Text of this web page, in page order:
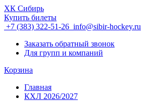
ХК Сибирь
Купить билеты
+7 (383) 322-51-26 info@sibir-hockey.ru
Заказать обратный звонок
Для групп и компаний
Корзина
Главная
КХЛ 2026/2027